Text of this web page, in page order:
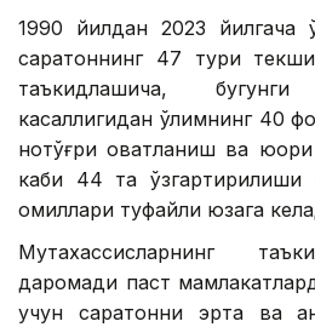
1990 йилдан 2023 йилгача
саратоннинг 47 тури
таъкидлашича,
касаллигидан ўлимнинг 40
нотўғри овқатланиш ва
каби 44 та ўзгартирилиши
омиллари туфайли юзага
Мутахассисларнинг
даромади паст
учун саратонни эрта ва